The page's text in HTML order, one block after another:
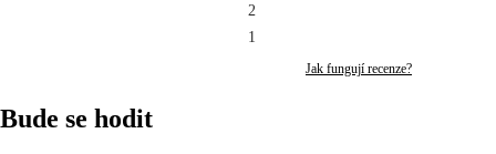
2
1
Jak fungují recenze?
Bude se hodit